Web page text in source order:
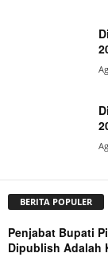
BERITA POPULER
Penjabat Bupati
Dipublish Adalah